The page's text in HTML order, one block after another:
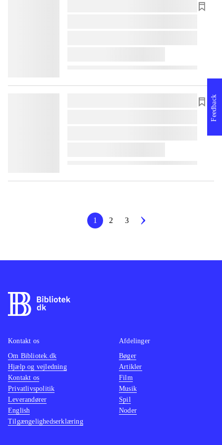
lorem ipsum dolor sit amet ...
lorem ipsum dolor sit amet ...
lorem ipsum dolor sit amet ...
lorem ipsum dolor sit amet ...
1 2 3
Feedback
Kontakt os
Om Bibliotek.dk
Hjælp og vejledning
Kontakt os
Privatlivspolitik
Leverandører
English
Tilgængelighedserklæring
Afdelinger
Bøger
Artikler
Film
Musik
Spil
Noder